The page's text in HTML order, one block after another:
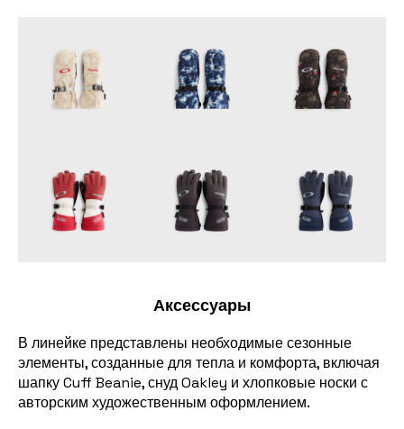
Аксессуары
В линейке представлены необходимые сезонные
элементы, созданные для тепла и комфорта, включая
шапку Cuff Beanie, снуд Oakley и хлопковые носки с
авторским художественным оформлением.